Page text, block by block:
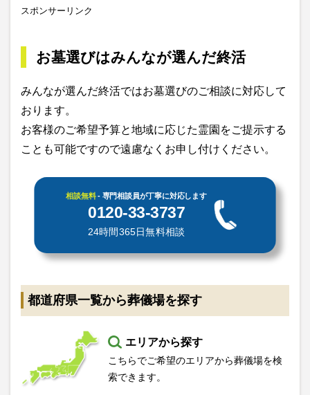
スポンサーリンク
お墓選びはみんなが選んだ終活
みんなが選んだ終活ではお墓選びのご相談に対応して
おります。
お客様のご希望予算と地域に応じた霊園をご提示する
ことも可能ですので遠慮なくお申し付けください。
相談無料- 専門相談員が丁寧に対応します
0120-33-3737
24時間365日無料相談
都道府県一覧から葬儀場を探す
エリアから探す
こちらでご希望のエリアから葬儀場を検
索できます。